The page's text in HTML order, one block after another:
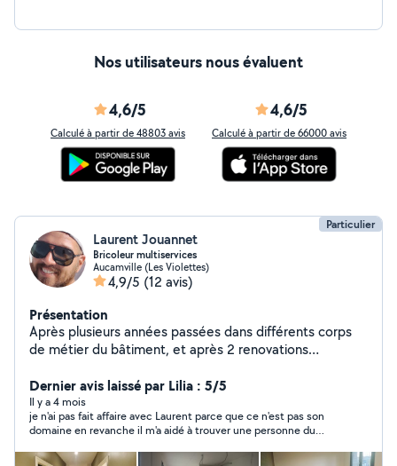
Nos utilisateurs nous évaluent
4,6/5
Calculé à partir de 48803 avis
4,6/5
Calculé à partir de 66000 avis
Particulier
Laurent Jouannet
Bricoleur multiservices
Aucamville (Les Violettes)
4,9/5 (12 avis)
Présentation
Après plusieurs années passées dans différents corps
de métier du bâtiment, et après 2 renovations
competences et connaissances. Soucieux du détail, et
du rendu final je préfère refuser un travail que je sais pas
faire plutôt que de le bâcler. N hésitez pas à laisser vos
numéros dans vos demandes privées car je suis limité à
4 réponses par mois. Merci a vous
Dernier avis laissé par Lilia : 5/5
Il y a 4 mois
je n'ai pas fait affaire avec Laurent parce que ce n'est pas son
domaine en revanche il m'a aidé à trouver une personne du
très bientôt.